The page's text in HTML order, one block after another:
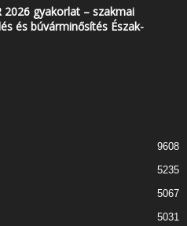
2026 gyakorlat – szakmai
és búvárminősítés Észak-
9608
5235
5067
5031